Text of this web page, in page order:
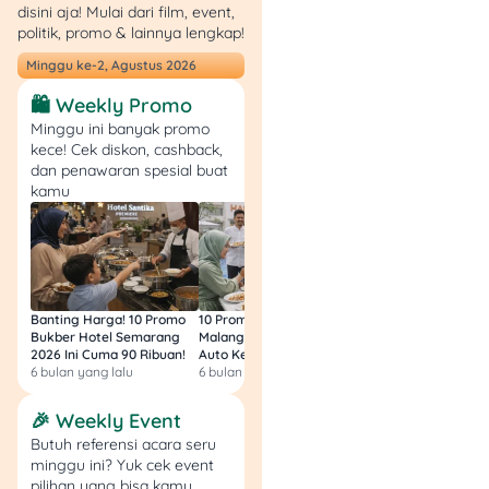
hemat waktu, dan hemat
uang.
Jangan tunggu sampai
stok habis atau harga naik
lagi. Pantau terus update
tentang info keuangan
terbaru di Tuwagadan
temukan promo lainnya
yang ramah dompet di
Tuwaga Promo.
FAQ Seputar Promo
Indomaret Hemat
Minggu Ini
1. Apakah promo berlaku
nasional?
disini aja! Mulai dari film, event,
politik, promo & lainnya lengkap!
Minggu ke-2, Agustus 2026
🛍️ Weekly Promo
Minggu ini banyak promo
kece! Cek diskon, cashback,
dan penawaran spesial buat
kamu
Banting Harga! 10 Promo
Bukber Hotel Semarang
2026 Ini Cuma 90 Ribuan!
6 bulan yang lalu
10 Promo Bukber Hotel
Malang 2026: Start 75rb,
Auto Kenyang!
6 bulan yang lalu
🎉 Weekly Event
Butuh referensi acara seru
minggu ini? Yuk cek event